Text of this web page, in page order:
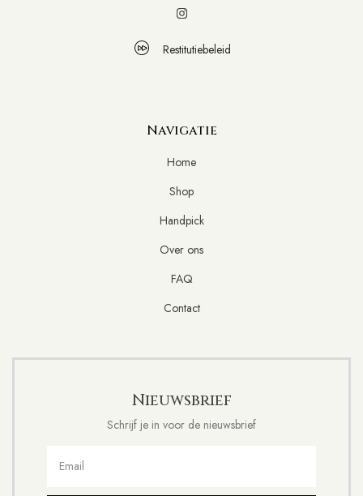
Restitutiebeleid
Navigatie
Home
Shop
Handpick
Over ons
FAQ
Contact
Nieuwsbrief
Schrijf je in voor de nieuwsbrief